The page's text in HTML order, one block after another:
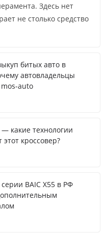
Здесь нет
не столько средство
битых авто в
автовладельцы
auto
— какие технологии
этот кроссовер?
BAIC X55 в РФ